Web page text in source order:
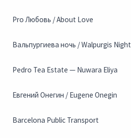
Pro Любовь / About Love
Вальпургиева ночь / Walpurgis Night
Pedro Tea Estate — Nuwara Eliya
Евгений Онегин / Eugene Onegin
Barcelona Public Transport